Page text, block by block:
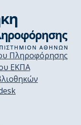
Πληροφόρησης
ΕΚΠΑ